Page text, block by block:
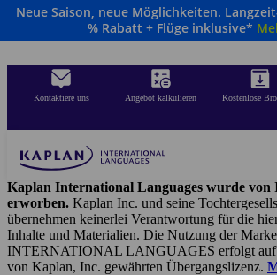
Direkt
Kontaktiere uns Angebot kalkulieren Kostenlose
Kaplan International Languages wurde
erworben. Kaplan Inc. und seine
übernehmen keinerlei Verantwortung für die
Inhalte und Materialien. Die Nutzung der
INTERNATIONAL LANGUAGES erfolgt auf
von Kaplan, Inc. gewährten Übergangslizenz.
Neue Saison, neue Möglichkeiten.
% Rabatt + Flüge inklusive*